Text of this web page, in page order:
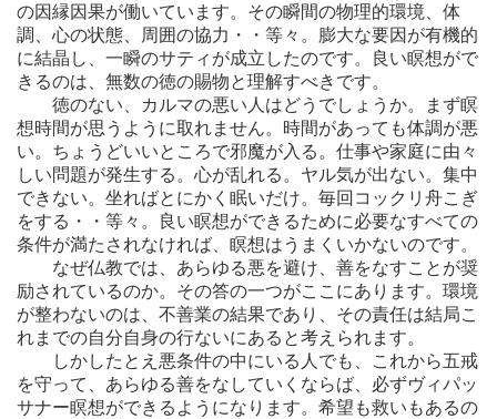
の因縁因果が働いています。その瞬間の物理的環境、体
調、心の状態、周囲の協力・・等々。膨大な要因が有機的
に結晶し、一瞬のサティが成立したのです。良い瞑想がで
きるのは、無数の徳の賜物と理解すべきです。
徳のない、カルマの悪い人はどうでしょうか。まず瞑
想時間が思うように取れません。時間があっても体調が悪
い。ちょうどいいところで邪魔が入る。仕事や家庭に由々
しい問題が発生する。心が乱れる。ヤル気が出ない。集中
できない。坐ればとにかく眠いだけ。毎回コックリ舟こぎ
をする・・等々。良い瞑想ができるために必要なすべての
条件が満たされなければ、瞑想はうまくいかないのです。
なぜ仏教では、あらゆる悪を避け、善をなすことが奨
励されているのか。その答の一つがここにあります。環境
が整わないのは、不善業の結果であり、その責任は結局こ
れまでの自分自身の行ないにあると考えられます。
しかしたとえ悪条件の中にいる人でも、これから五戒
を守って、あらゆる善をなしていくならば、必ずヴィパッ
サナー瞑想ができるようになります。希望も救いもあるの